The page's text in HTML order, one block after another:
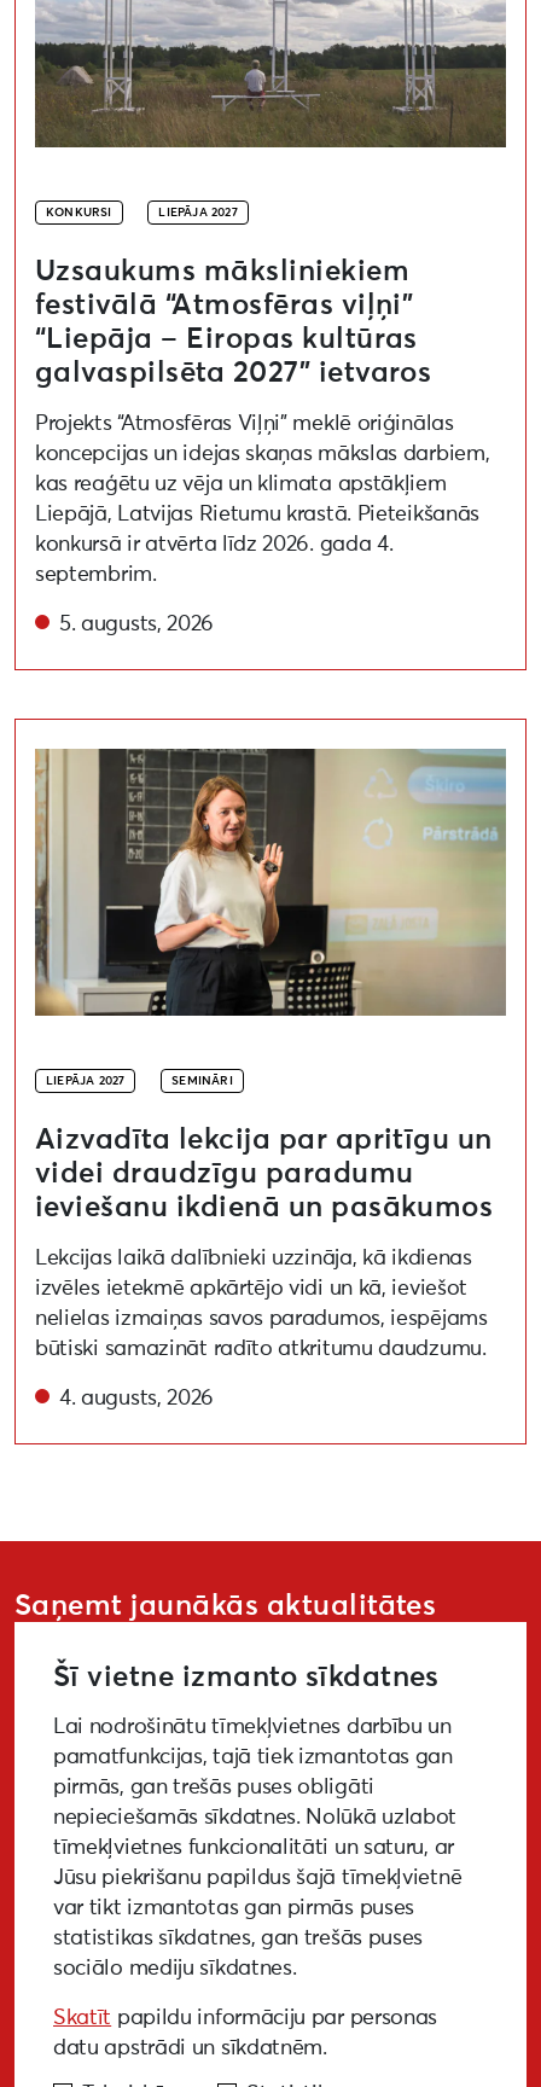
KONKURSI LIEPĀJA 2027
Uzsaukums māksliniekiem
festivālā “Atmosfēras viļņi”
“Liepāja – Eiropas kultūras
galvaspilsēta 2027” ietvaros
Projekts “Atmosfēras Viļņi” meklē oriģinālas
koncepcijas un idejas skaņas mākslas darbiem,
kas reaģētu uz vēja un klimata apstākļiem
Liepājā, Latvijas Rietumu krastā. Pieteikšanās
konkursā ir atvērta līdz 2026. gada 4.
septembrim.
5. augusts, 2026
LIEPĀJA 2027 SEMINĀRI
Aizvadīta lekcija par apritīgu un
videi draudzīgu paradumu
ieviešanu ikdienā un pasākumos
Lekcijas laikā dalībnieki uzzināja, kā ikdienas
izvēles ietekmē apkārtējo vidi un kā, ieviešot
nelielas izmaiņas savos paradumos, iespējams
būtiski samazināt radīto atkritumu daudzumu.
4. augusts, 2026
Saņemt jaunākās aktualitātes
PIETEIKTIES
GALERIJA MEDIJIEM LKA PĒTĪJUMS
BUJ NOTIKUŠIE PASĀKUMI
PIEKĻŪSTAMĪBAS VADLĪNIJAS
Šī vietne izmanto sīkdatnes
Lai nodrošinātu tīmekļvietnes darbību un
pamatfunkcijas, tajā tiek izmantotas gan
pirmās, gan trešās puses obligāti
nepieciešamās sīkdatnes. Nolūkā uzlabot
tīmekļvietnes funkcionalitāti un saturu, ar
Jūsu piekrišanu papildus šajā tīmekļvietnē
var tikt izmantotas gan pirmās puses
statistikas sīkdatnes, gan trešās puses
sociālo mediju sīkdatnes.
Skatīt papildu informāciju par personas
datu apstrādi un sīkdatnēm.